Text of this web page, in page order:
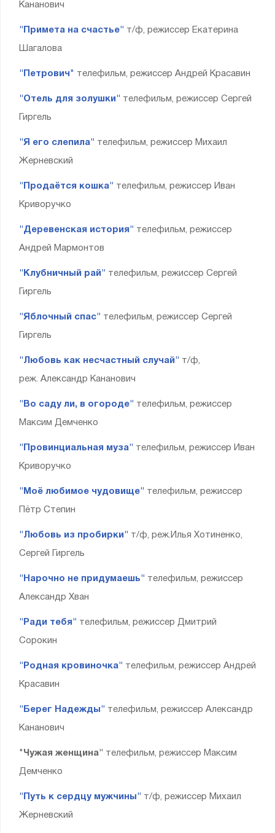
Кананович
"Примета на счастье" т/ф, режиссер Екатерина
Шагалова
"Петрович" телефильм, режиссер Андрей Красавин
"Отель для золушки" телефильм, режиссер Сергей
Гиргель
"Я его слепила" телефильм, режиссер Михаил
Жерневский
"Продаётся кошка" телефильм, режиссер Иван
Криворучко
"Деревенская история" телефильм, режиссер
Андрей Мармонтов
"Клубничный рай" телефильм, режиссер Сергей
Гиргель
"Яблочный спас" телефильм, режиссер Сергей
Гиргель
"Любовь как несчастный случай" т/ф,
реж. Александр Кананович
"Во саду ли, в огороде" телефильм, режиссер
Максим Демченко
"Провинциальная муза" телефильм, режиссер Иван
Криворучко
"Моё любимое чудовище" телефильм, режиссер
Пётр Степин
"Любовь из пробирки" т/ф, реж.Илья Хотиненко,
Сергей Гиргель
"Нарочно не придумаешь" телефильм, режиссер
Александр Хван
"Ради тебя" телефильм, режиссер Дмитрий
Сорокин
"Родная кровиночка" телефильм, режиссер Андрей
Красавин
"Берег Надежды" телефильм, режиссер Александр
Кананович
" Чужая женщина" телефильм, режиссер Максим
Демченко
"Путь к сердцу мужчины" т/ф, режиссер Михаил
Жерневский